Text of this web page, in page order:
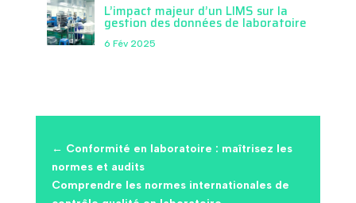
L’impact majeur d’un LIMS sur la
gestion des données de laboratoire
6 Fév 2025
← Conformité en laboratoire : maîtrisez les
normes et audits
Comprendre les normes internationales de